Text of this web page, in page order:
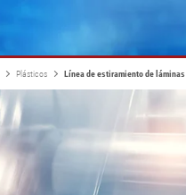
Plásticos Línea de estiramiento de láminas